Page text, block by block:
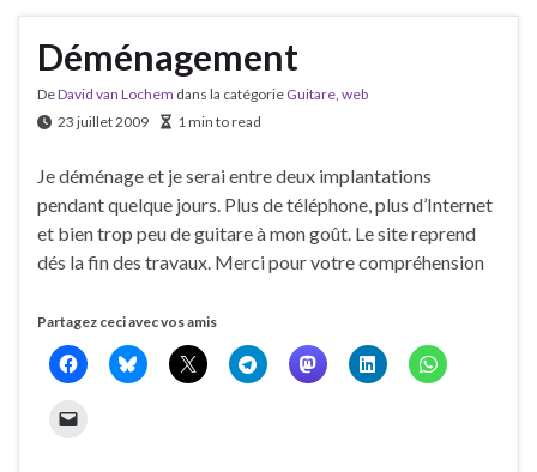
Déménagement
DeDavid van Lochem dans la catégorie Guitare web
23 juillet 2009
1 min to read
Je déménage et je serai entre deux implantations
pendant quelque jours. Plus de téléphone, plus d’Internet
et bien trop peu de guitare à mon goût. Le site reprend
dés la fin des travaux. Merci pour votre compréhension
Partagez ceci avec vos amis